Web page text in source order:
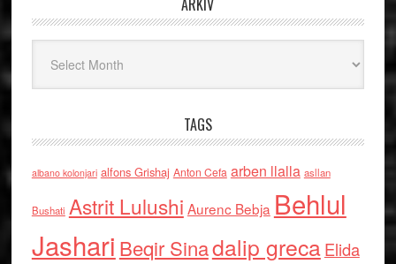
ARKIV
TAGS
albano kolonjari alfons Grishaj Anton Cefa arben llalla asllan
Bushati Astrit Lulushi Aurenc Bebja Behlul
Jashari Beqir Sinadalip grecaElida